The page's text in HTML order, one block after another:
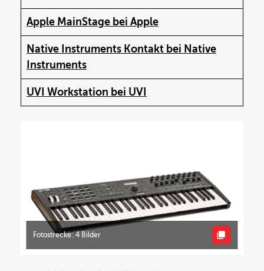
Apple MainStage bei Apple
Native Instruments Kontakt bei Native
Instruments
UVI Workstation bei UVI
Fotostrecke: 4 Bilder